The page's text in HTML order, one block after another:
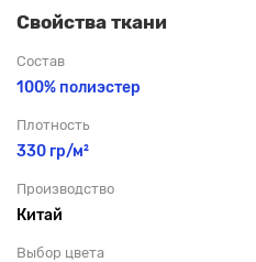
Свойства ткани
Состав
100% полиэстер
Плотность
330 гр/м²
Производство
Китай
Выбор цвета